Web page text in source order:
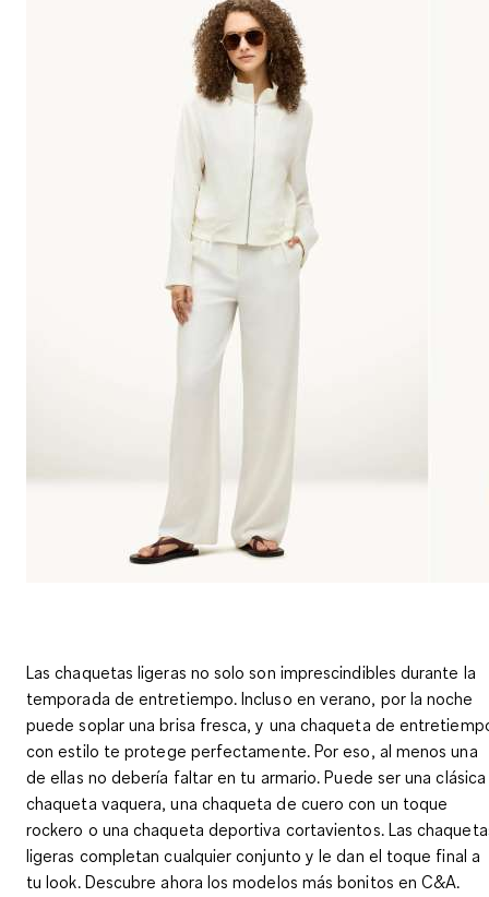
Las chaquetas ligeras no solo son imprescindibles durante la
temporada de entretiempo. Incluso en verano, por la noche
puede soplar una brisa fresca, y una chaqueta de
con estilo te protege perfectamente. Por eso, al menos una
de ellas no debería faltar en tu armario. Puede ser una clásica
chaqueta vaquera, una chaqueta de cuero con un toque
rockero o una chaqueta deportiva cortavientos. Las
ligeras completan cualquier conjunto y le dan el toque final a
tu look. Descubre ahora los modelos más bonitos en C&A.